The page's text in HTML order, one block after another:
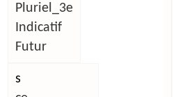
Pluriel_3e
Indicatif
Futur
s